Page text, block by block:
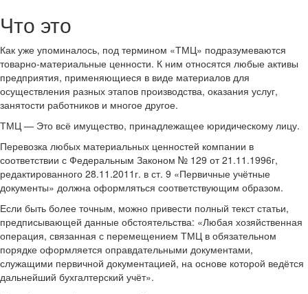
Что это
Как уже упоминалось, под термином «ТМЦ» подразумеваются
товарно-материальные ценности. К ним относятся любые активы
предприятия, применяющиеся в виде материалов для
осуществления разных этапов производства, оказания услуг,
занятости работников и многое другое.
ТМЦ — Это всё имущество, принадлежащее юридическому лицу.
Перевозка любых материальных ценностей компании в
соответствии с Федеральным Законом № 129 от 21.11.1996г,
редактированного 28.11.2011г. в ст. 9 «Первичные учётные
документы» должна оформляться соответствующим образом.
Если быть более точным, можно привести полный текст статьи,
предписывающей данные обстоятельства: «Любая хозяйственная
операция, связанная с перемещением ТМЦ в обязательном
порядке оформляется оправдательными документами,
служащими первичной документацией, на основе которой ведётся
дальнейший бухгалтерский учёт».